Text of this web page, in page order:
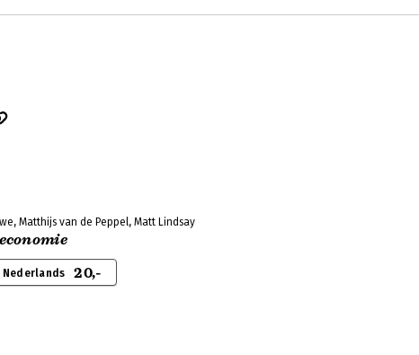
Matthijs van de Peppel, Matt Lindsay
Nederlands 20,-